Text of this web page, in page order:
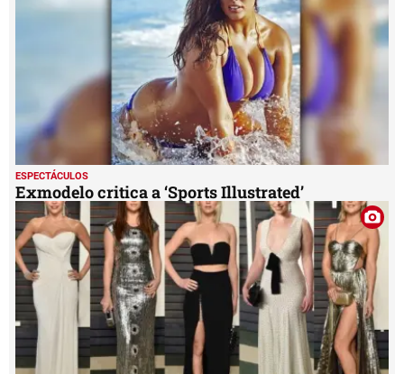
ESPECTÁCULOS
Exmodelo critica a ‘Sports Illustrated’